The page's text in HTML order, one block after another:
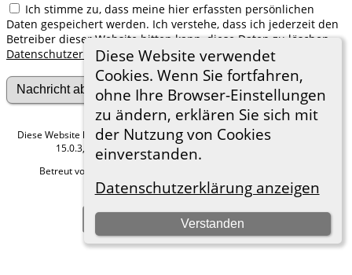
Diese Website verwendet
Cookies. Wenn Sie fortfahren,
ohne Ihre Browser-Einstellungen
zu ändern, erklären Sie sich mit
der Nutzung von Cookies
einverstanden.
Datenschutzerklärung anzeigen
Verstanden
Ich stimme zu, dass meine hier erfassten persönlichen
Daten gespeichert werden. Ich verstehe, dass ich jederzeit den
Betreiber dieser Website bitten kann, diese Daten zu löschen.
Datenschutzerklärung
Diese Website läuft mit The Next Generation of Genealogy Sitebuilding
15.0.3, programmiert von Darrin Lythgoe © 2001-2026.
Betreut von
Hier geht es zum Impressum
Zur Desktop-Webseite wechseln